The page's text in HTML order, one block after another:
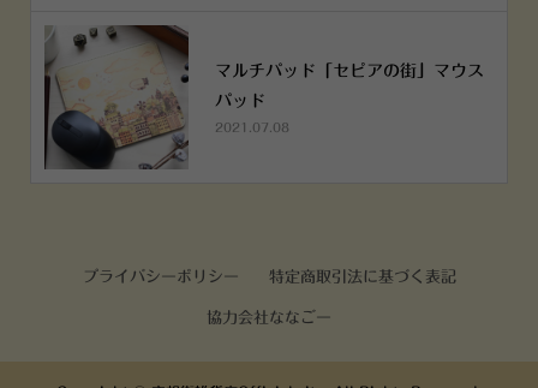
マルチパッド「セピアの街」マウス
パッド
2021.07.08
プライバシーポリシー 特定商取引法に基づく表記
協力会社ななごー